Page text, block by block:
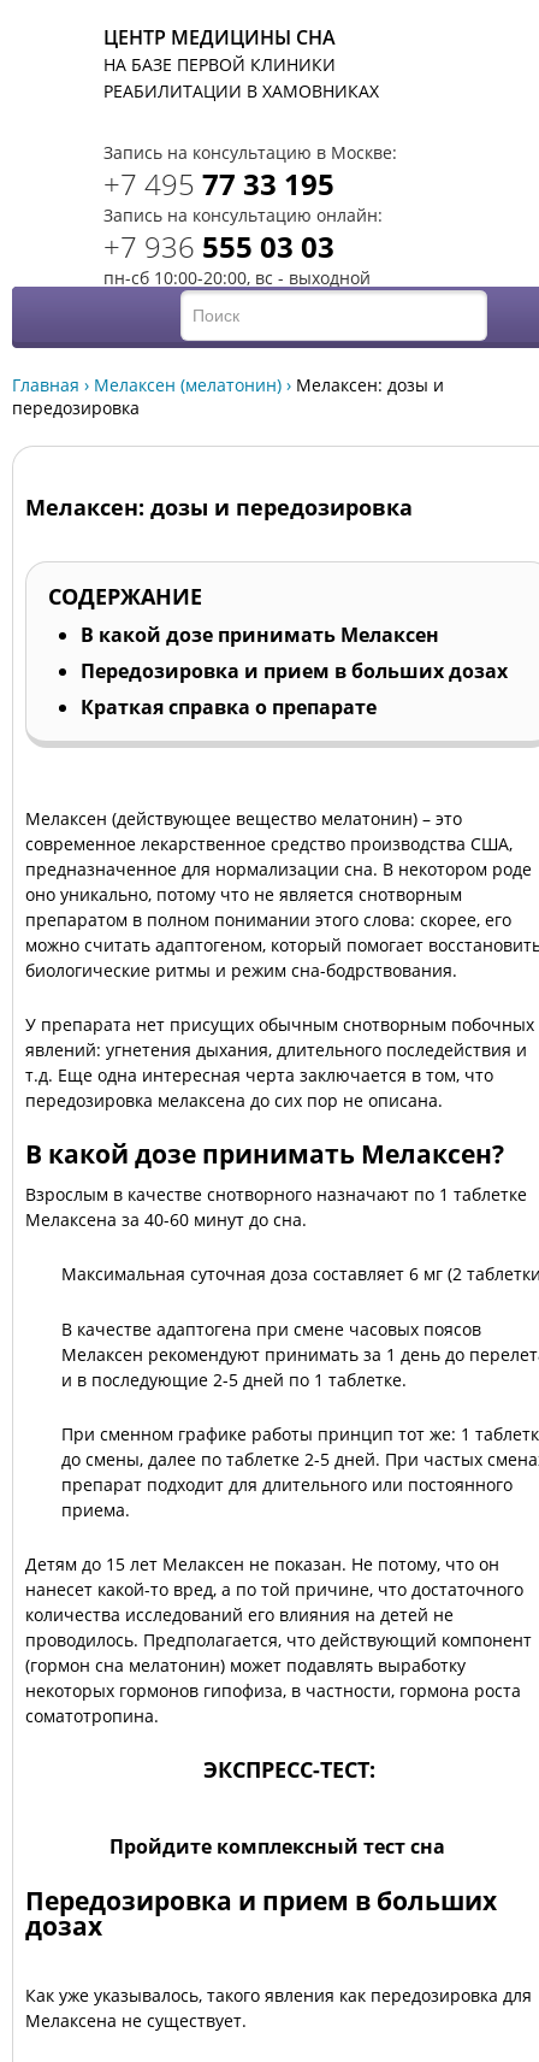
ЦЕНТР МЕДИЦИНЫ СНА
НА БАЗЕ ПЕРВОЙ КЛИНИКИ
РЕАБИЛИТАЦИИ В ХАМОВНИКАХ
Запись на консультацию в Москве:
+7 495 77 33 195
Запись на консультацию онлайн:
+7 936 555 03 03
пн-сб 10:00-20:00, вс - выходной
Главная › Мелаксен (мелатонин) › Мелаксен: дозы и
передозировка
Мелаксен: дозы и передозировка
СОДЕРЖАНИЕ
В какой дозе принимать Мелаксен
Передозировка и прием в больших дозах
Краткая справка о препарате
Мелаксен (действующее вещество мелатонин) – это
современное лекарственное средство производства США,
предназначенное для нормализации сна. В некотором роде
оно уникально, потому что не является снотворным
препаратом в полном понимании этого слова: скорее, его
можно считать адаптогеном, который помогает
биологические ритмы и режим сна-бодрствования.
У препарата нет присущих обычным снотворным побочных
явлений: угнетения дыхания, длительного последействия и
т.д. Еще одна интересная черта заключается в том, что
передозировка мелаксена до сих пор не описана.
В какой дозе принимать Мелаксен?
Взрослым в качестве снотворного назначают по 1 таблетке
Мелаксена за 40-60 минут до сна.
Максимальная суточная доза составляет 6 мг (2
В качестве адаптогена при смене часовых поясов
Мелаксен рекомендуют принимать за 1 день до
и в последующие 2-5 дней по 1 таблетке.
При сменном графике работы принцип тот же: 1
до смены, далее по таблетке 2-5 дней. При частых
препарат подходит для длительного или постоянного
приема.
Детям до 15 лет Мелаксен не показан. Не потому, что он
нанесет какой-то вред, а по той причине, что достаточного
количества исследований его влияния на детей не
проводилось. Предполагается, что действующий компонент
(гормон сна мелатонин) может подавлять выработку
некоторых гормонов гипофиза, в частности, гормона роста
соматотропина.
ЭКСПРЕСС-ТЕСТ:
Пройдите комплексный тест сна
Передозировка и прием в больших
дозах
Как уже указывалось, такого явления как передозировка для
Мелаксена не существует.